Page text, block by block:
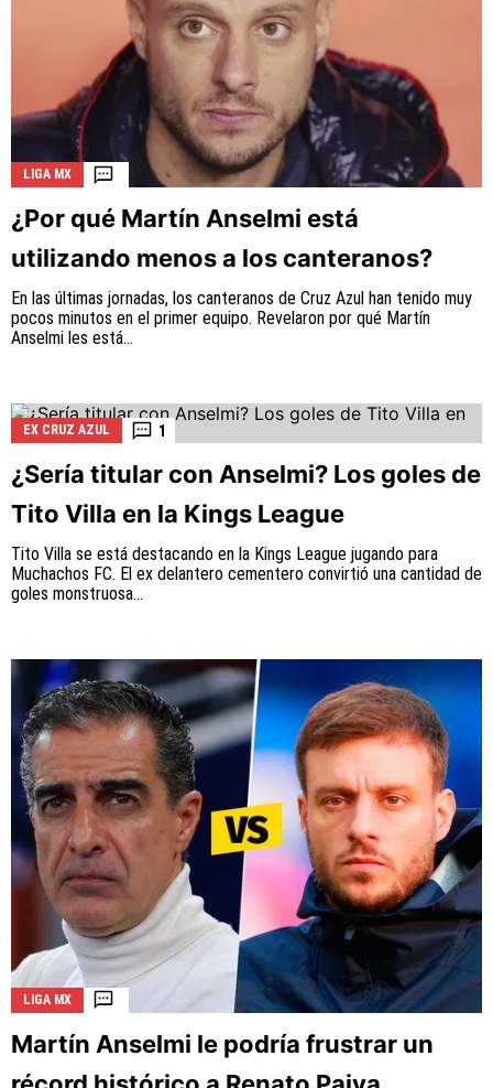
LIGA MX
¿Por qué Martín Anselmi está
utilizando menos a los canteranos?
En las últimas jornadas, los canteranos de Cruz Azul han tenido muy
pocos minutos en el primer equipo. Revelaron por qué Martín
Anselmi les está...
EX CRUZ AZUL 1
¿Sería titular con Anselmi? Los goles de
Tito Villa en la Kings League
Tito Villa se está destacando en la Kings League jugando para
Muchachos FC. El ex delantero cementero convirtió una cantidad de
goles monstruosa...
LIGA MX
Martín Anselmi le podría frustrar un